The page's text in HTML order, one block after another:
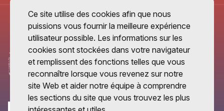
Ce site utilise des cookies afin que nous
puissions vous fournir la meilleure expérience
utilisateur possible. Les informations sur les
cookies sont stockées dans votre navigateur
et remplissent des fonctions telles que vous
reconnaître lorsque vous revenez sur notre
site Web et aider notre équipe à comprendre
les sections du site que vous trouvez les plus